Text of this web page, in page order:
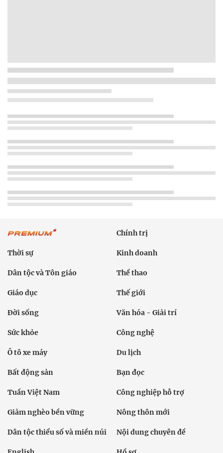
Chính trị
Thời sự Kinh doanh
Dân tộc và Tôn giáo Thể thao
Giáo dục Thế giới
Đời sống Văn hóa - Giải trí
Sức khỏe Công nghệ
Ô tô xe máy Du lịch
Bất động sản Bạn đọc
Tuần Việt Nam Công nghiệp hỗ trợ
Giảm nghèo bền vững Nông thôn mới
Dân tộc thiểu số và miền núi Nội dung chuyên đề